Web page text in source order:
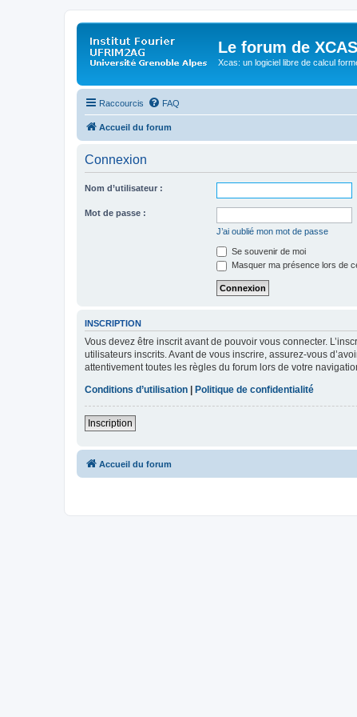
Le forum de XCAS
Xcas: un logiciel libre de calcul
Raccourcis FAQ
Accueil du forum
Connexion
Nom d’utilisateur :
Mot de passe :
J’ai oublié mon mot de passe
Se souvenir de moi
Masquer ma présence lors de
INSCRIPTION
Vous devez être inscrit avant de pouvoir vous connecter.
utilisateurs inscrits. Avant de vous inscrire, assurez-vous
attentivement toutes les règles du forum lors de votre
Conditions d’utilisation
Politique de confidentialité
Inscription
Accueil du forum